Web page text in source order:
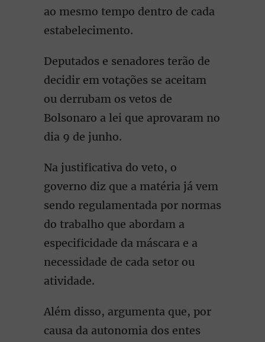
ao mesmo tempo dentro de cada
estabelecimento.
Deputados e senadores terão de
decidir em votações se aceitam
ou derrubam os vetos de
Bolsonaro a lei que aprovaram no
dia 9 de junho.
Na justificativa do veto, o
governo diz que a matéria já vem
sendo regulamentada por normas
do trabalho que abordam a
especificidade da máscara e a
necessidade de cada setor ou
atividade.
Além disso, argumenta que, por
causa da autonomia dos entes